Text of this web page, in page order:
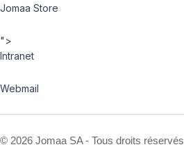
Jomaa Store
">
Intranet
Webmail
© 2026 Jomaa SA - Tous droits réservés